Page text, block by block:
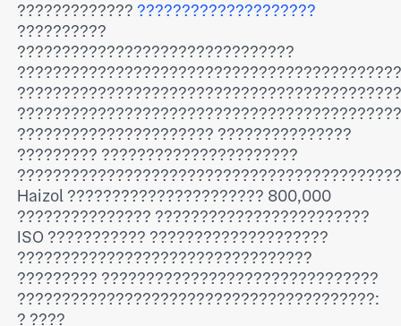
????????????? ????????????????????
??????????
???????????????????????????????
?????????????????????? ???????????????
????????? ??????????????????????
Haizol ?????????????????????? 800,000
??????????????? ????????????????????????
ISO ??????????? ????????????????????
?????????????????????????????????
????????? ???????????????????????????????
????????????????????????????????????????:
? ????